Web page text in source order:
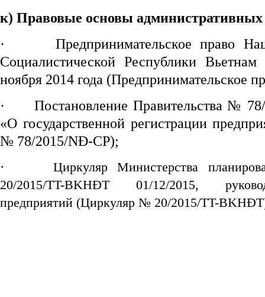
к) Правовые основы административных
· Предпринимательское право
Социалистической Республики
ноября 2014 года (Предпринимательское
·Постановление Правительства №
«О государственной регистрации
№ 78/2015/NĐ-CP);
· Циркуляр Министерства
20/2015/TT-BKHĐT 01/12/2015,
предприятий (Циркуляр № 20/2015/TT-